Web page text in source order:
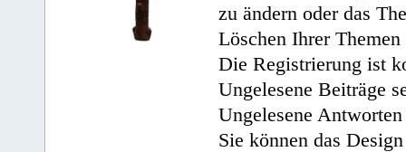
zu ändern oder das
Löschen Ihrer
Die Registrierung ist
Ungelesene Beiträge
Ungelesene
Sie können das